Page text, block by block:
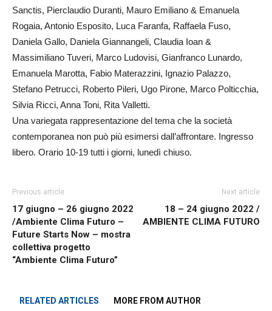
Sanctis, Pierclaudio Duranti, Mauro Emiliano & Emanuela
Rogaia, Antonio Esposito, Luca Faranfa, Raffaela Fuso,
Daniela Gallo, Daniela Giannangeli, Claudia Ioan &
Massimiliano Tuveri, Marco Ludovisi, Gianfranco Lunardo,
Emanuela Marotta, Fabio Materazzini, Ignazio Palazzo,
Stefano Petrucci, Roberto Pileri, Ugo Pirone, Marco Polticchia,
Silvia Ricci, Anna Toni, Rita Valletti.
Una variegata rappresentazione del tema che la società
contemporanea non può più esimersi dall’affrontare. Ingresso
libero. Orario 10-19 tutti i giorni, lunedì chiuso.
Previous article
17 giugno – 26 giugno 2022
/Ambiente Clima Futuro –
Future Starts Now – mostra
collettiva progetto
“Ambiente Clima Futuro”
Next article
18 – 24 giugno 2022 /
AMBIENTE CLIMA FUTURO
RELATED ARTICLES MORE FROM AUTHOR